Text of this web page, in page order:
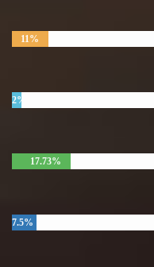
11%
2%
17.73%
7.5%